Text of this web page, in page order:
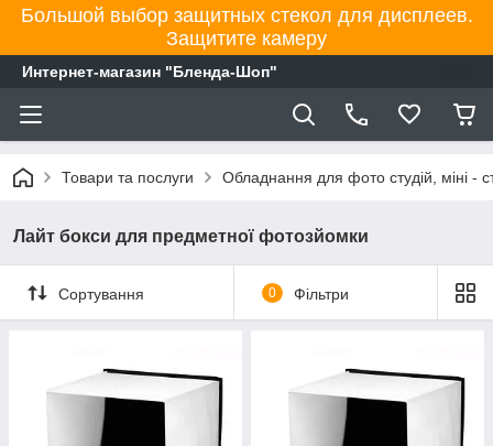
Большой выбор защитных стекол для дисплеев.
Защитите камеру
Интернет-магазин "Бленда-Шоп"
Товари та послуги Обладнання для фото студій, міні -
Лайт бокси для предметної фотозйомки
Сортування 0 Фільтри